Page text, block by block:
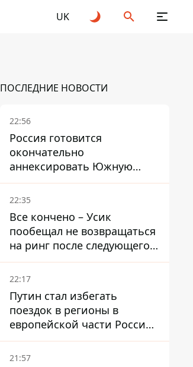
UK
ПОСЛЕДНИЕ НОВОСТИ
22:56
Россия готовится
окончательно
аннексировать Южную
Осетию – страны НАТО
обеспокоены
22:35
Все кончено – Усик
пообещал не возвращаться
на ринг после следующего
боя
22:17
Путин стал избегать
поездок в регионы в
европейской части России,
куда регулярно долетают
дроны
21:57